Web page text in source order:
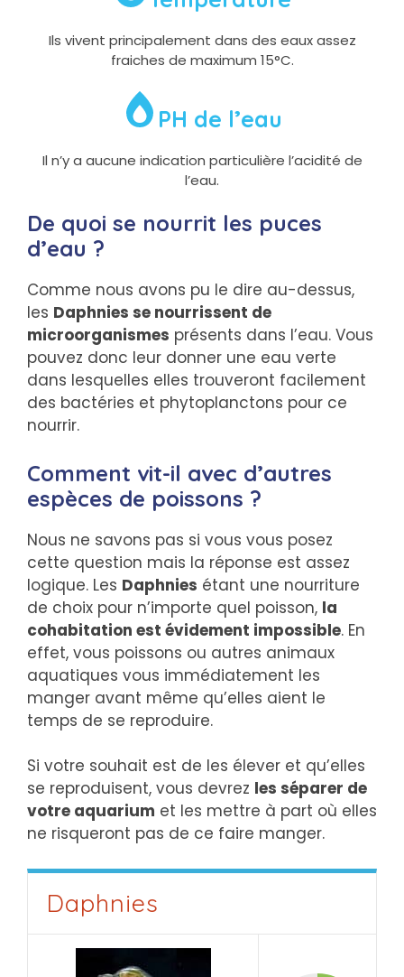
Ils vivent principalement dans des eaux assez
fraiches de maximum 15°C.
PH de l’eau
Il n’y a aucune indication particulière l’acidité de
l’eau.
De quoi se nourrit les puces
d’eau ?
Comme nous avons pu le dire au-dessus,
les Daphnies se nourrissent de
microorganismes présents dans l’eau. Vous
pouvez donc leur donner une eau verte
dans lesquelles elles trouveront facilement
des bactéries et phytoplanctons pour ce
nourrir.
Comment vit-il avec d’autres
espèces de poissons ?
Nous ne savons pas si vous vous posez
cette question mais la réponse est assez
logique. Les Daphnies étant une nourriture
de choix pour n’importe quel poisson, la
cohabitation est évidement impossible. En
effet, vous poissons ou autres animaux
aquatiques vous immédiatement les
manger avant même qu’elles aient le
temps de se reproduire.
Si votre souhait est de les élever et qu’elles
se reproduisent, vous devrez les séparer de
votre aquarium et les mettre à part où elles
ne risqueront pas de ce faire manger.
Daphnies